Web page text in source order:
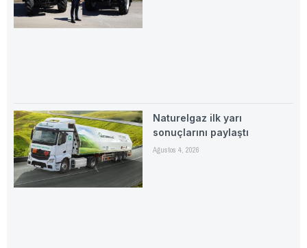
Naturelgaz ilk yarı
sonuçlarını paylaştı
Ağustos 4, 2026